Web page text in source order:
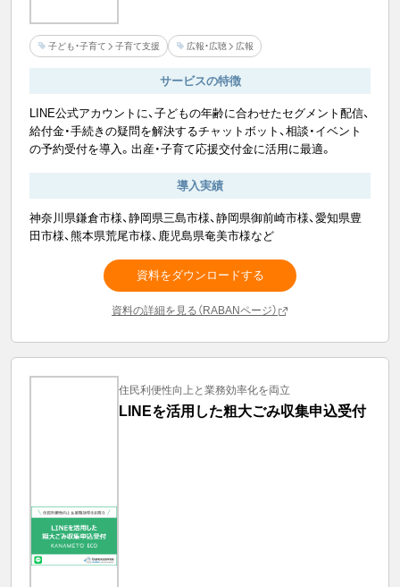
子ども・子育て 子育て支援 広報・広聴 広報
サービスの特徴
LINE公式アカウントに、子どもの年齢に合わせたセグメント配信、
給付金・手続きの疑問を解決するチャットボット、相談・イベント
の予約受付を導入。出産・子育て応援交付金に活用に最適。
導入実績
神奈川県鎌倉市様、静岡県三島市様、静岡県御前崎市様、愛知県豊
田市様、熊本県荒尾市様、鹿児島県奄美市様など
資料をダウンロードする
資料の詳細を見る（RABANページ）
住民利便性向上と業務効率化を両立
LINEを活用した粗大ごみ収集申込受付